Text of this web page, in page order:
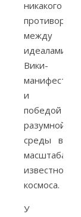
никакого
противоречия
между
идеалами
Вики-
манифеста
и
победой
разумной
среды в
масштабах
известного
космоса.
У